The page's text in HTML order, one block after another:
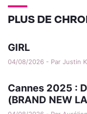
PLUS DE
GIRL
04/08/2026 - Par Justin
Cannes 2025 :
(BRAND NEW